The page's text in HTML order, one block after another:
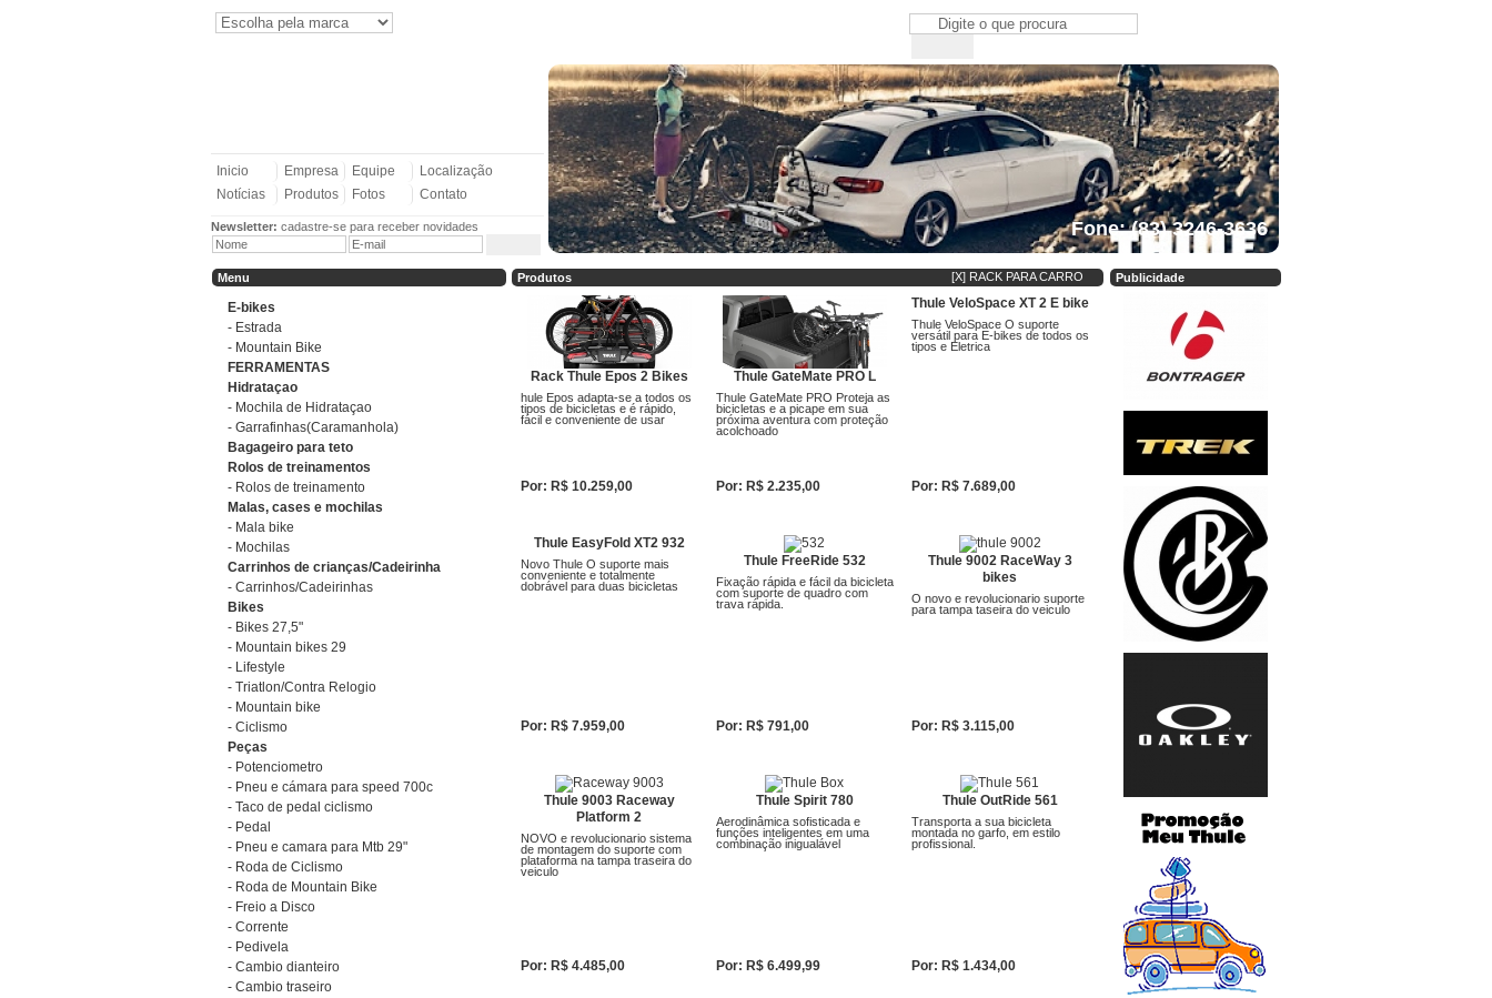
Inicio Empresa Equipe
Localização
Notícias
Produtos Fotos Contato
Newsletter: cadastre-se para receber novidades Fone: (83) 3246-3636
Publicidade
Menu
E-bikes
- Estrada
- Mountain Bike
FERRAMENTAS
Hidrataçao
- Mochila de Hidrataçao
- Garrafinhas(Caramanhola)
Bagageiro para teto
Rolos de treinamentos
- Rolos de treinamento
Malas, cases e mochilas
- Mala bike
- Mochilas
Carrinhos de crianças/Cadeirinha
- Carrinhos/Cadeirinhas
Bikes
- Bikes 27,5"
- Mountain bikes 29
- Lifestyle
- Triatlon/Contra Relogio
- Mountain bike
- Ciclismo
Peças
- Potenciometro
- Pneu e cámara para speed 700c
- Taco de pedal ciclismo
- Pedal
- Pneu e camara para Mtb 29"
- Roda de Ciclismo
- Roda de Mountain Bike
- Freio a Disco
- Corrente
- Pedivela
- Cambio dianteiro
- Cambio traseiro
[X] RACK PARA CARRO
Produtos
Rack Thule Epos 2 Bikes
hule Epos adapta-se a todos os
tipos de bicicletas e é rápido,
fácil e conveniente de usar
Por: R$ 10.259,00
Thule GateMate PRO L
Thule GateMate PRO Proteja as
bicicletas e a picape em sua
próxima aventura com proteção
acolchoado
Por: R$ 2.235,00
Thule VeloSpace XT 2 E bike
Thule VeloSpace O suporte
versátil para E-bikes de todos os
tipos e Eletrica
Por: R$ 7.689,00
Thule EasyFold XT2 932
Novo Thule O suporte mais
conveniente e totalmente
dobrável para duas bicicletas
Por: R$ 7.959,00
Thule FreeRide 532
Fixação rápida e fácil da bicicleta
com suporte de quadro com
trava rápida.
Por: R$ 791,00
Thule 9002 RaceWay 3
bikes
O novo e revolucionario suporte
para tampa taseira do veiculo
Por: R$ 3.115,00
Thule 9003 Raceway
Platform 2
NOVO e revolucionario sistema
de montagem do suporte com
plataforma na tampa traseira do
veiculo
Por: R$ 4.485,00
Thule Spirit 780
Aerodinâmica sofisticada e
funções inteligentes em uma
combinação inigualável
Por: R$ 6.499,99
Thule OutRide 561
Transporta a sua bicicleta
montada no garfo, em estilo
profissional.
Por: R$ 1.434,00